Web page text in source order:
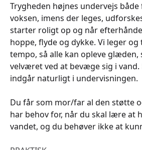
Trygheden højnes undervejs
voksen, imens der leges,
starter roligt op og når
hoppe, flyde og dykke. Vi leger
tempo, så alle kan opleve glæden,
velværet ved at bevæge sig i vand.
indgår naturligt i undervisningen.
Du får som mor/far al den støtte
har behov for, når du skal lære at
vandet, og du behøver ikke at